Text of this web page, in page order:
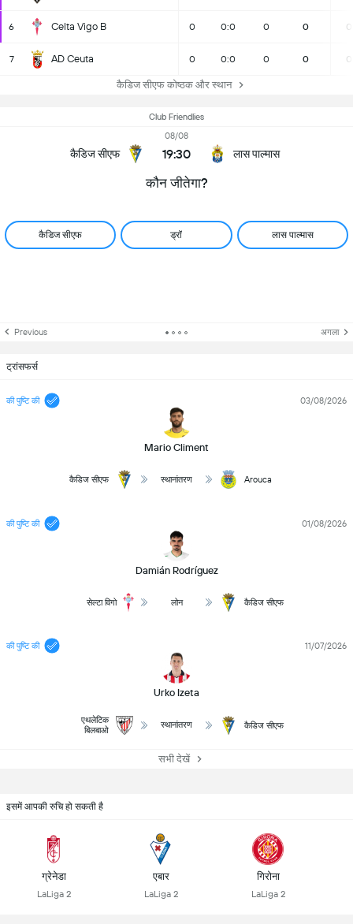
6 Celta Vigo B 0 0:0 0 0 0
7 AD Ceuta 0 0:0 0 0 0
कैडिज सीएफ कोष्ठक और स्थान
Club Friendlies
कैडिज सीएफ
08/08
19:30 लास पाल्मास
कौन जीतेगा?
कैडिज सीएफ ड्रॉ लास पाल्मास
Previous अगला
ट्रांसफर्स
की पुष्टि की
Mario Climent
03/08/2026
कैडिज सीएफ स्थानांतरण Arouca
की पुष्टि की
Damián Rodríguez
01/08/2026
सेल्टा विगो लोन कैडिज सीएफ
की पुष्टि की
Urko Izeta
11/07/2026
एथलेटिक
बिलबाओ
स्थानांतरण कैडिज सीएफ
सभी देखें
इसमें आपकी रुचि हो सकती है
ग्रेनेडा
LaLiga 2
एबार
LaLiga 2
गिरोना
LaLiga 2